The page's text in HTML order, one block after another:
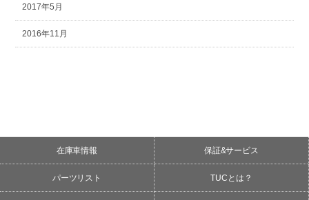
2017年5月
2016年11月
在庫車情報 保証&サービス
パーツリスト TUCとは？